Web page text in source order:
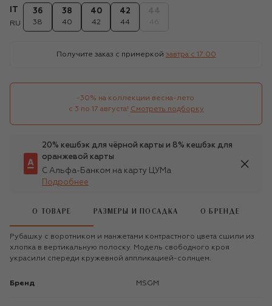
RU
36
38
38
40
40
42
42
44
Получите заказ с примеркой завтра c 17:00
-30% на коллекции весна-лето
с 3 по 17 августа! Смотреть подборку
20% кешбэк для чёрной карты и 8% кешбэк для
оранжевой карты
С Альфа-Банком на карту ЦУМа
Подробнее
О ТОВАРЕ РАЗМЕРЫ И ПОСАДКА О БРЕНДЕ
Рубашку с воротником и манжетами контрастного цвета сшили из
хлопка в вертикальную полоску. Модель свободного кроя
украсили спереди кружевной аппликацией-солнцем.
Бренд MSGM